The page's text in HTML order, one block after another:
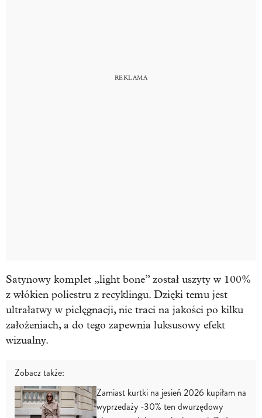
Satynowy komplet „light bone” został uszyty w 100%
z włókien poliestru z recyklingu. Dzięki temu jest
ultrałatwy w pielęgnacji, nie traci na jakości po kilku
założeniach, a do tego zapewnia luksusowy efekt
wizualny.
Zobacz także:
Zamiast kurtki na jesień 2026 kupiłam na
wyprzedaży -30% ten dwurzędowy